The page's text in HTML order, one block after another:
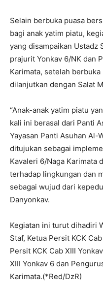
Selain berbuka puasa
bagi anak yatim piatu,
yang disampaikan Ustadz
prajurit Yonkav 6/NK dan
Karimata, setelah
dilanjutkan dengan Salat
“Anak-anak yatim piatu
kali ini berasal dari Panti
Yayasan Panti Asuhan Al-
ditujukan sebagai
Kavaleri 6/Naga Karimata
terhadap lingkungan dan
sebagai wujud dari
Danyonkav.
Kegiatan ini turut dihadiri
Staf, Ketua Persit KCK
Persit KCK Cab XIII
XIII Yonkav 6 dan
Karimata.(*Red/DzR)